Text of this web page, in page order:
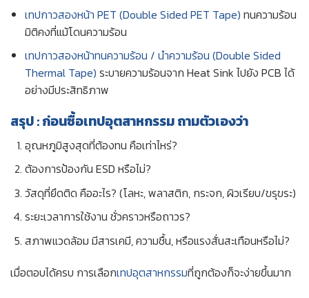
เทปกาวสองหน้า PET (Double Sided PET Tape) ทนความร้อน
มิติคงที่แม้โดนความร้อน
เทปกาวสองหน้าทนความร้อน / นำความร้อน (Double Sided
Thermal Tape) ระบายความร้อนจาก Heat Sink ไปยัง PCB ได้
อย่างมีประสิทธิภาพ
สรุป : ก่อนซื้อเทปอุตสาหกรรม ถามตัวเองว่า
อุณหภูมิสูงสุดที่ต้องทน คือเท่าไหร่?
ต้องการป้องกัน ESD หรือไม่?
วัสดุที่ยึดติด คืออะไร? (โลหะ, พลาสติก, กระจก, ผิวเรียบ/ขรุขระ)
ระยะเวลาการใช้งาน ชั่วคราวหรือถาวร?
สภาพแวดล้อม มีสารเคมี, ความชื้น, หรือแรงสั่นสะเทือนหรือไม่?
เมื่อตอบได้ครบ การเลือกเทปอุตสาหกรรมที่ถูกต้องก็จะง่ายขึ้นมาก